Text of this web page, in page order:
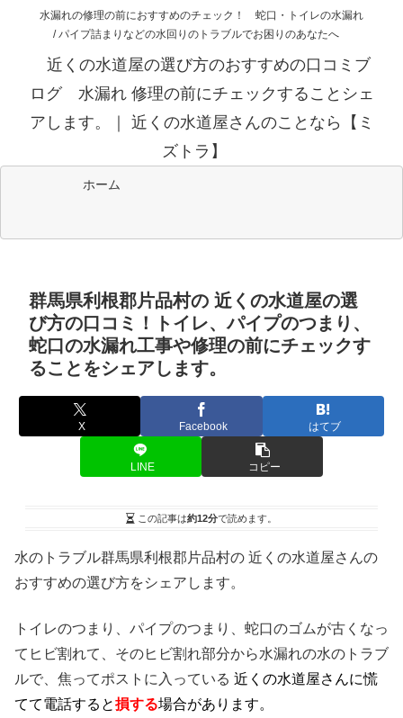
水漏れの修理の前におすすめのチェック！ 蛇口・トイレの水漏れ
/ パイプ詰まりなどの水回りのトラブルでお困りのあなたへ
近くの水道屋の選び方のおすすめの口コミブ
ログ 水漏れ 修理の前にチェックすることシェ
アします。｜ 近くの水道屋さんのことなら【ミ
ズトラ】
ホーム
群馬県利根郡片品村の 近くの水道屋の選
び方の口コミ！トイレ、パイプのつまり、
蛇口の水漏れ工事や修理の前にチェックす
ることをシェアします。
X Facebook はてブ
LINE コピー
この記事は約12分で読めます。
水のトラブル群馬県利根郡片品村の 近くの水道屋さんの
おすすめの選び方をシェアします。
トイレのつまり、パイプのつまり、蛇口のゴムが古くなっ
てヒビ割れて、そのヒビ割れ部分から水漏れの水のトラブ
ルで、焦ってポストに入っている 近くの水道屋さんに慌
てて電話すると損する場合があります。